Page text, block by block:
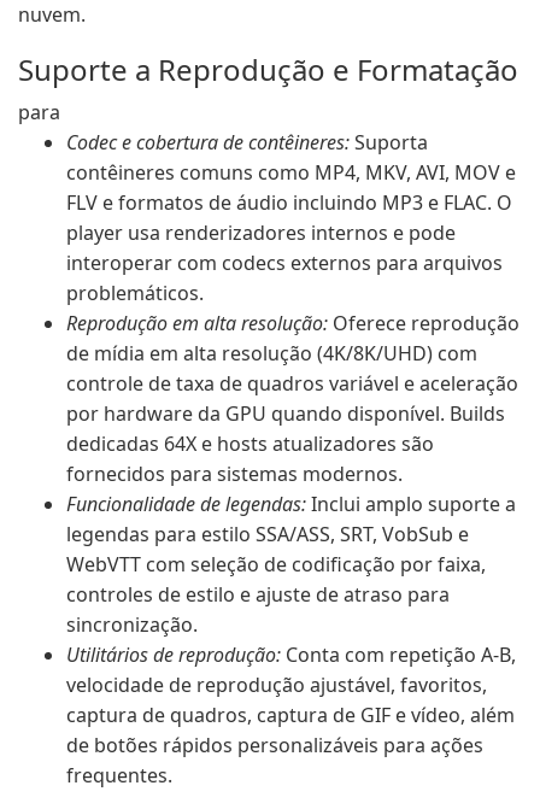
nuvem.
Suporte a Reprodução e Formatação
para
Codec e cobertura de contêineres:Suporta
contêineres comuns como MP4, MKV, AVI, MOV e
FLV e formatos de áudio incluindo MP3 e FLAC. O
player usa renderizadores internos e pode
interoperar com codecs externos para arquivos
problemáticos.
Reprodução em alta resolução: Oferece reprodução
de mídia em alta resolução (4K/8K/UHD) com
controle de taxa de quadros variável e aceleração
por hardware da GPU quando disponível. Builds
dedicadas 64X e hosts atualizadores são
fornecidos para sistemas modernos.
Funcionalidade de legendas:Inclui amplo suporte a
legendas para estilo SSA/ASS, SRT, VobSub e
WebVTT com seleção de codificação por faixa,
controles de estilo e ajuste de atraso para
sincronização.
Utilitários de reprodução: Conta com repetição A-B,
velocidade de reprodução ajustável, favoritos,
captura de quadros, captura de GIF e vídeo, além
de botões rápidos personalizáveis para ações
frequentes.